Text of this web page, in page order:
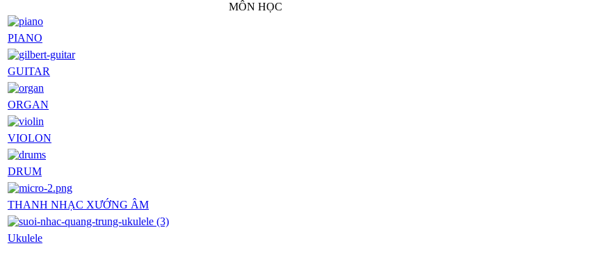
MÔN HỌC
PIANO
GUITAR
ORGAN
VIOLON
DRUM
THANH NHẠC XƯỚNG ÂM
Ukulele